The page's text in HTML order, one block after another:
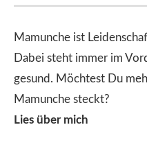
Mamunche ist
Dabei steht immer im
gesund. Möchtest Du
Mamunche steckt?
Lies über mich